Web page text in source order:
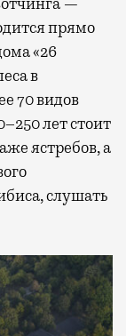
прямо
«26
в
70 видов
лет стоит
ястребов, а
слушать